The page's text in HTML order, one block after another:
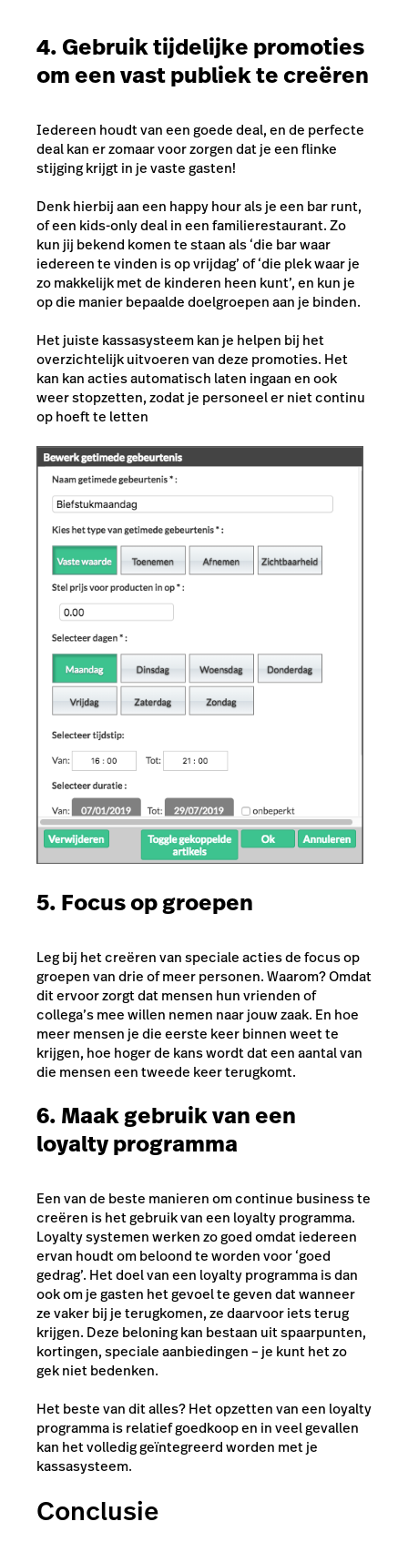
4. Gebruik tijdelijke promoties
om een vast publiek te creëren
Iedereen houdt van een goede deal, en de perfecte
deal kan er zomaar voor zorgen dat je een flinke
stijging krijgt in je vaste gasten!
Denk hierbij aan een happy hour als je een bar runt,
of een kids-only deal in een familierestaurant. Zo
kun jij bekend komen te staan als ‘die bar waar
iedereen te vinden is op vrijdag’ of ‘die plek waar je
zo makkelijk met de kinderen heen kunt’, en kun je
op die manier bepaalde doelgroepen aan je binden.
Het juiste kassasysteem kan je helpen bij het
overzichtelijk uitvoeren van deze promoties. Het
kan kan acties automatisch laten ingaan en ook
weer stopzetten, zodat je personeel er niet continu
op hoeft te letten
5. Focus op groepen
Leg bij het creëren van speciale acties de focus op
groepen van drie of meer personen. Waarom? Omdat
dit ervoor zorgt dat mensen hun vrienden of
collega’s mee willen nemen naar jouw zaak. En hoe
meer mensen je die eerste keer binnen weet te
krijgen, hoe hoger de kans wordt dat een aantal van
die mensen een tweede keer terugkomt.
6. Maak gebruik van een
loyalty programma
Een van de beste manieren om continue business te
creëren is het gebruik van een loyalty programma.
Loyalty systemen werken zo goed omdat iedereen
ervan houdt om beloond te worden voor ‘goed
gedrag’. Het doel van een loyalty programma is dan
ook om je gasten het gevoel te geven dat wanneer
ze vaker bij je terugkomen, ze daarvoor iets terug
krijgen. Deze beloning kan bestaan uit spaarpunten,
kortingen, speciale aanbiedingen – je kunt het zo
gek niet bedenken.
Het beste van dit alles? Het opzetten van een loyalty
programma is relatief goedkoop en in veel gevallen
kan het volledig geïntegreerd worden met je
kassasysteem.
Conclusie